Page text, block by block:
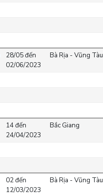
28/05 đến
02/06/2023
Bà Rịa - Vũng Tàu
14 đến
24/04/2023
Bắc Giang
02 đến
12/03/2023
Bà Rịa - Vũng Tàu